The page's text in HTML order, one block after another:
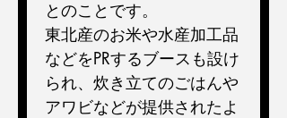
とのことです。
東北産のお米や水産加工品
などをPRするブースも設け
られ、炊き立てのごはんや
アワビなどが提供されたよ